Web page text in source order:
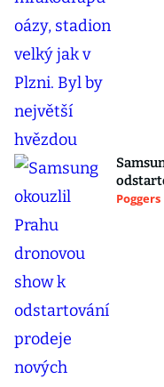
Poggers